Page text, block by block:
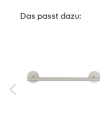
Das passt dazu: